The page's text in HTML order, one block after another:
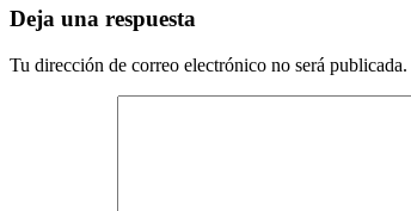
Interacciones
los
Deja una respuesta
Tu dirección de correo electrónico no será publicada.